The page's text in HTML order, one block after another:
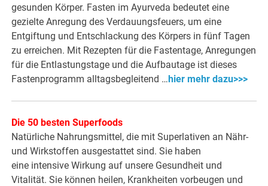
gesunden Körper. Fasten im Ayurveda bedeutet eine
gezielte Anregung des Verdauungsfeuers, um eine
Entgiftung und Entschlackung des Körpers in fünf Tagen
zu erreichen. Mit Rezepten für die Fastentage, Anregungen
für die Entlastungstage und die Aufbautage ist dieses
Fastenprogramm alltagsbegleitend …hier mehr dazu>>>
Die 50 besten Superfoods
Natürliche Nahrungsmittel, die mit Superlativen an Nähr-
und Wirkstoffen ausgestattet sind. Sie haben
eine intensive Wirkung auf unsere Gesundheit und
Vitalität. Sie können heilen, Krankheiten vorbeugen und